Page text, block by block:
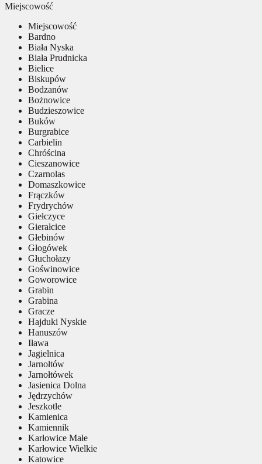
Miejscowość
Miejscowość
Bardno
Biała Nyska
Biała Prudnicka
Bielice
Biskupów
Bodzanów
Bożnowice
Budzieszowice
Buków
Burgrabice
Carbielin
Chróścina
Cieszanowice
Czarnolas
Domaszkowice
Frączków
Frydrychów
Giełczyce
Gierałcice
Głebinów
Głogówek
Głuchołazy
Goświnowice
Goworowice
Grabin
Grabina
Gracze
Hajduki Nyskie
Hanuszów
Iława
Jagielnica
Jarnołtów
Jarnołtówek
Jasienica Dolna
Jędrzychów
Jeszkotle
Kamienica
Kamiennik
Karłowice Małe
Karłowice Wielkie
Katowice